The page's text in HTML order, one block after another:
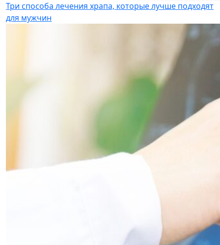
Три способа лечения храпа, которые лучше подходят
для мужчин